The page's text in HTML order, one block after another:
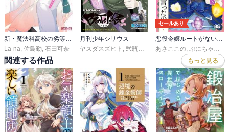
La-na 佐島勤 石田可奈
月刊少年シリウス
ヤスダスズヒト
弐瓶勉 ＯＮＥ, あずま京太郎, ｂｏｓ
セールあり
あさここの ぷにちゃん
関連する作品 もっと見る